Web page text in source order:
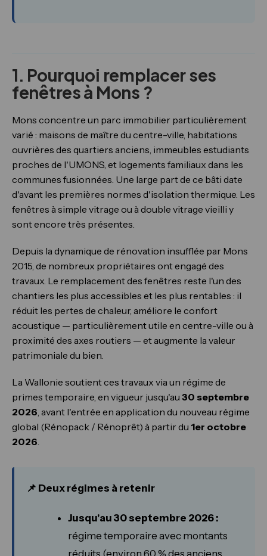
1. Pourquoi remplacer ses
fenêtres à Mons ?
Mons concentre un parc immobilier particulièrement
varié : maisons de maître du centre-ville, habitations
ouvrières des quartiers anciens, immeubles estudiants
proches de l'UMONS, et logements familiaux dans les
communes fusionnées. Une large part de ce bâti date
d'avant les premières normes d'isolation thermique. Les
fenêtres à simple vitrage ou à double vitrage vieilli y
sont encore très présentes.
Depuis la dynamique de rénovation insufflée par Mons
2015, de nombreux propriétaires ont engagé des
travaux. Le remplacement des fenêtres reste l'un des
chantiers les plus accessibles et les plus rentables : il
réduit les pertes de chaleur, améliore le confort
acoustique — particulièrement utile en centre-ville ou à
proximité des axes routiers — et augmente la valeur
patrimoniale du bien.
La Wallonie soutient ces travaux via un régime de
primes temporaire, en vigueur jusqu'au 30 septembre
2026, avant l'entrée en application du nouveau régime
global (Rénopack / Rénoprêt) à partir du 1er octobre
2026.
📌 Deux régimes à retenir
Jusqu'au 30 septembre 2026 :
régime temporaire avec montants
réduits (environ 60 % des anciens